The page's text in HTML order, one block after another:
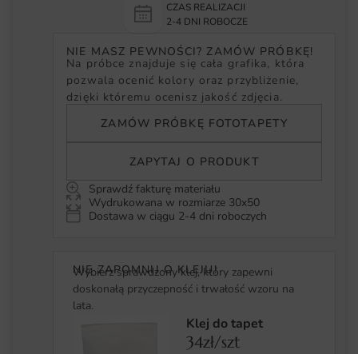
CZAS REALIZACJI
2-4 DNI ROBOCZE
NIE MASZ PEWNOŚCI? ZAMÓW PRÓBKĘ!
Na próbce znajduje się cała grafika, która
pozwala ocenić kolory oraz przybliżenie,
dzięki któremu ocenisz jakość zdjęcia.
ZAMÓW PRÓBKĘ FOTOTAPETY
ZAPYTAJ O PRODUKT
Sprawdź fakturę materiału
Wydrukowana w rozmiarze 30x50
Dostawa w ciągu 2-4 dni roboczych
NIE ZAPOMNIJ O KLEJU!
Wybierz sprawdzony klej, który zapewni
doskonałą przyczepność i trwałość wzoru na
lata.
Klej do tapet
34zł/szt